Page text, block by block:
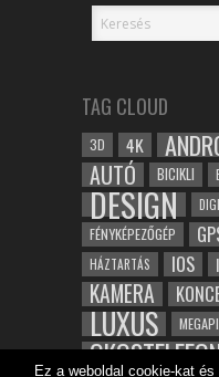
TAG CLOUD
3D 4K
AUTÓ BICIKLI
DESIGN
FÉNYKÉPEZŐGÉP
HÁZTARTÁS IOS
KAMERA
LUXUS
Ez a weboldal cookie-kat